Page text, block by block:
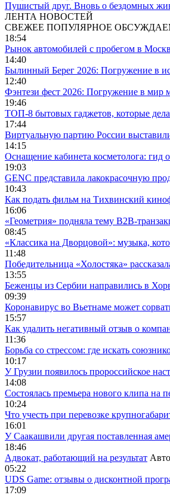
Пушистый друг. Вновь о бездомных
ЛЕНТА НОВОСТЕЙ
СВЕЖЕЕ ПОПУЛЯРНОЕ
18:54
Рынок автомобилей с пробегом в
14:40
Былинный Берег 2026: Погружение в
12:40
Фэнтези фест 2026: Погружение в мир
19:46
ТОП-8 бытовых гаджетов, которые
17:44
Виртуальную партию России
14:15
Оснащение кабинета косметолога: гид
19:03
GENC представила лакокрасочную
10:43
Как подать фильм на Тихвинский
16:06
«Геометрия» подняла тему B2B-
08:45
«Классика на Дворцовой»: музыка,
11:48
Победительница «Холостяка»
13:55
Беженцы из Сербии направились в
09:39
Коронавирус во Вьетнаме может
15:57
Как удалить негативный отзыв о
11:36
Борьба со стрессом: где искать
10:17
У Грузии появилось пророссийское
14:08
Cостоялась премьера нового клипа
10:24
Что учесть при перевозке
16:01
У Саакашвили другая поставленная
18:46
Адвокат, работающий на результат
05:22
UDS Game: отзывы о дисконтной
17:09